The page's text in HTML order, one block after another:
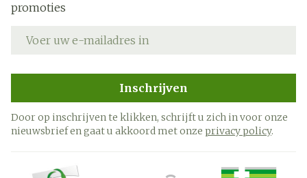
promoties
Inschrijven
Door op inschrijven te klikken, schrijft u zich in voor onze
nieuwsbrief en gaat u akkoord met onze privacy policy.